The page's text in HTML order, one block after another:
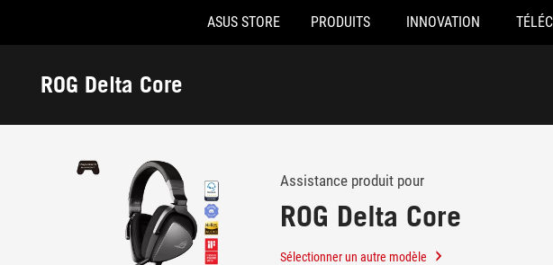
Accessibility links
ASUS STORE PRODUITS INNOVATION
ROG Delta Core
Support
Assistance produit pour
ROG Delta Core
Sélectionner un autre modèle